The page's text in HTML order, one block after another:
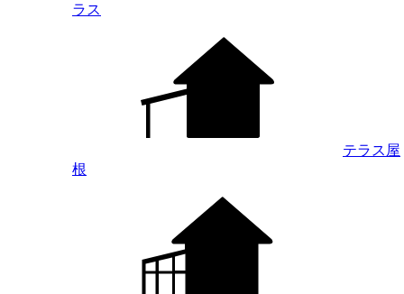
ラス
テラス屋
根